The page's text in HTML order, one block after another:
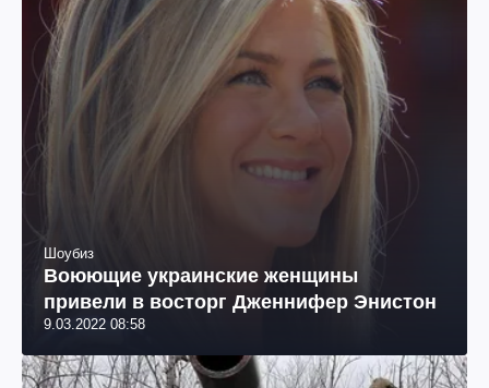
Шоубиз
Воюющие украинские женщины
привели в восторг Дженнифер Энистон
9.03.2022 08:58